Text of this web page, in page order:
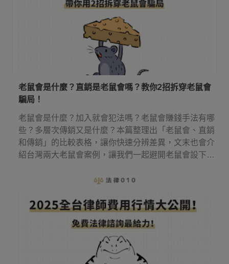
老鼠會是什麼？直銷是老鼠會嗎？教你2招拆穿老鼠會
騙局！
老鼠會是什麼？加入就會犯法嗎？老鼠會賺錢手法有哪
些？多層次傳銷又是什麼？本篇整理出「老鼠會、直銷
和傳銷」的比較表格，讓你快速分辨差異，文末也會介
紹台灣兩大老鼠會案例，讓我們一起避開老鼠會設下的